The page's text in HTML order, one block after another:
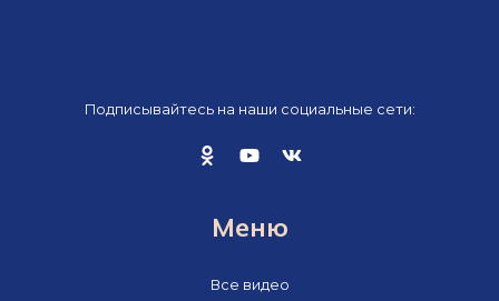
Подписывайтесь на наши социальные сети:
Меню
Все видео